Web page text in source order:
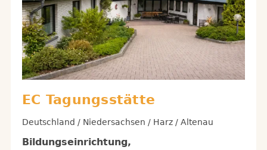
EC Tagungsstätte
Deutschland / Niedersachsen / Harz / Altenau
Bildungseinrichtung,